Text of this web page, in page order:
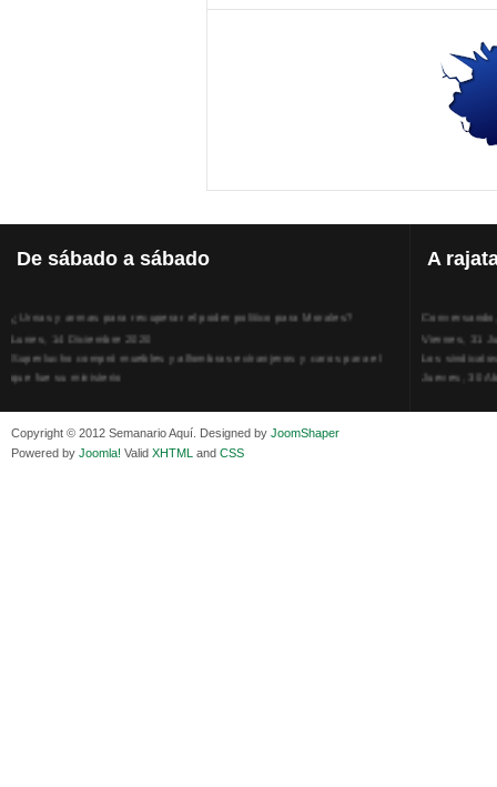
De sábado a sábado
Lunes, 14 Diciembre 2020
Superlucho compró muebles y alfombras extranjeros y caros para el
que fue su ministerio
Viernes, 11 Diciembre 2020
Viernes, 11 Diciembre 2020
Medios de difusión, amigos y enemigos de Evo Morales
A
Los
Copyright © 2012 Semanario Aquí. Designed by JoomShaper
Powered by Joomla! Valid XHTML and CSS